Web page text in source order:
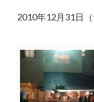
2010年12月31日（